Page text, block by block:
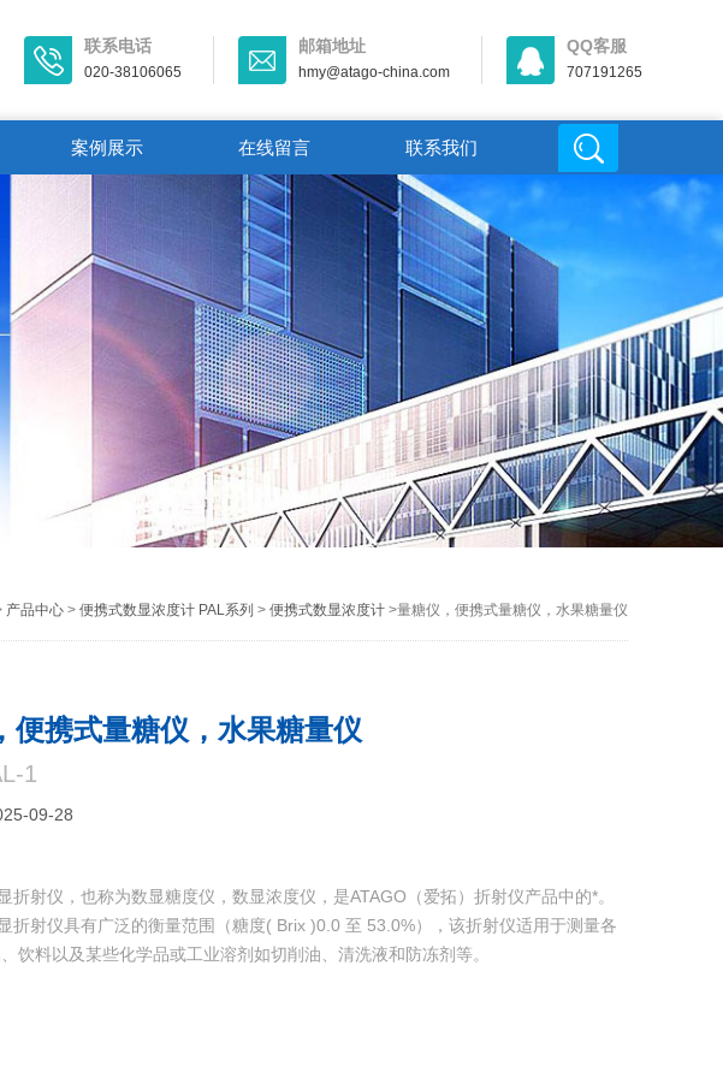
联系电话
020-38106065
邮箱地址
hmy@atago-china.com
QQ客服
707191265
案例展示 在线留言 联系我们
产品中心> 便携式数显浓度计 PAL系列 > 便携式数显浓度计>量糖仪，便携式量糖仪，水果糖量仪
便携式量糖仪，水果糖量仪
1
09-28
折射仪，也称为数显糖度仪，数显浓度仪，是ATAGO（爱拓）折射仪产品中的*。
折射仪具有广泛的衡量范围（糖度( Brix )0.0 至 53.0%），该折射仪适用于测量各
饮料以及某些化学品或工业溶剂如切削油、清洗液和防冻剂等。